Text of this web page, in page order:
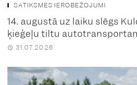
SATIKSMES IEROBEŽOJUMI
14. augustā uz laiku slēgs
ķieģeļu tiltu
31.07.2026